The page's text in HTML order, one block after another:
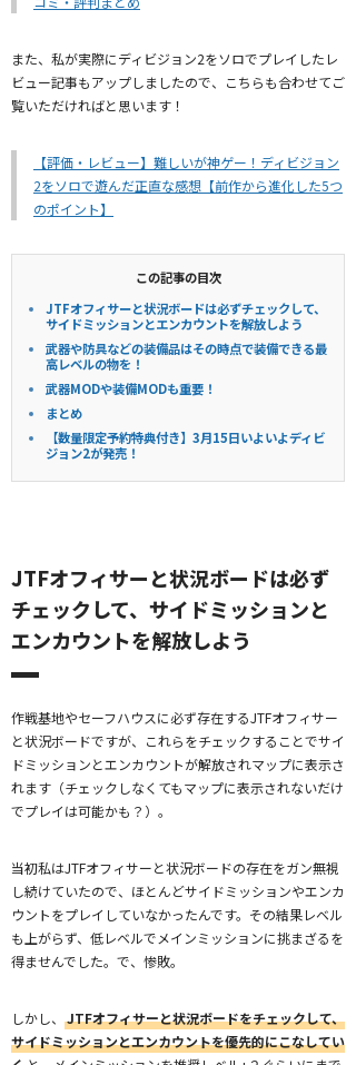
また、私が実際にディビジョン2をソロでプレイしたレ
ビュー記事もアップしましたので、こちらも合わせてご
覧いただければと思います！
【評価・レビュー】難しいが神ゲー！ディビジョン
2をソロで遊んだ正直な感想【前作から進化した5つ
のポイント】
この記事の目次
JTFオフィサーと状況ボードは必ずチェックして、
サイドミッションとエンカウントを解放しよう
武器や防具などの装備品はその時点で装備できる最
高レベルの物を！
武器MODや装備MODも重要！
まとめ
【数量限定予約特典付き】3月15日いよいよディビ
ジョン2が発売！
JTFオフィサーと状況ボードは必ず
チェックして、サイドミッションと
エンカウントを解放しよう
作戦基地やセーフハウスに必ず存在するJTFオフィサー
と状況ボードですが、これらをチェックすることでサイ
ドミッションとエンカウントが解放されマップに表示さ
れます（チェックしなくてもマップに表示されないだけ
でプレイは可能かも？）。
当初私はJTFオフィサーと状況ボードの存在をガン無視
し続けていたので、ほとんどサイドミッションやエンカ
ウントをプレイしていなかったんです。その結果レベル
も上がらず、低レベルでメインミッションに挑まざるを
得ませんでした。で、惨敗。
しかし、
JTFオフィサーと状況ボードをチェックして、
サイドミッションとエンカウントを優先的にこなしてい